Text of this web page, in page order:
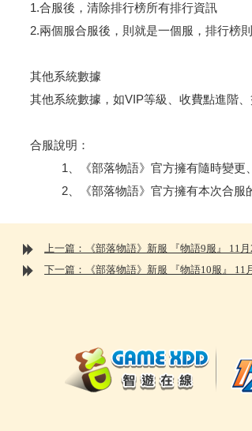
1.合服後，清除排行榜所有排行資訊
2.兩個服合服後，則就是一個服，排行榜
其他系統數據
其他系統數據，如VIP等級、收費點進階、
合服說明：
1、《部落物語》官方擁有隨時變更、
2、《部落物語》官方擁有本次合服
上一篇：《部落物語》新服 『物語9服』 11
下一篇：《部落物語》新服 『物語10服』 11